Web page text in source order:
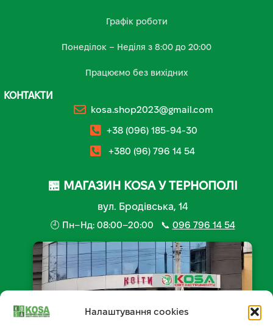
Налаштування cookies
Графік роботи
Понеділок – Неділя з 8:00 до 20:00
Працюємо без вихідних
КОНТАКТИ
kosa.shop2023@gmail.com
+38 (096) 185-94-30
+380 (96) 796 14 54
🏪 МАГАЗИН KOSA У ТЕРНОПОЛІ
вул. Бродівська, 14
🕘 Пн–Нд: 08:00–20:00 📞 096 796 14 54